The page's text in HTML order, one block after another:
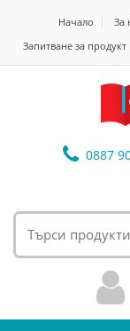
Начало За
Запитване за продукт
0887